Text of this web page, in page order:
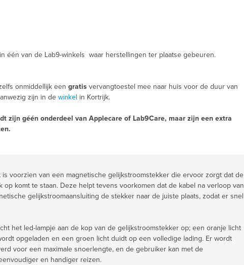
één van de Lab9-winkels waar herstellingen ter plaatse gebeuren.
onmiddellijk een gratis vervangtoestel mee naar huis voor de duur van
zijn in de winkel in Kortrijk.
zijn géén onderdeel van Applecare of Lab9Care, maar zijn een extra
is voorzien van een magnetische gelijkstroomstekker die ervoor zorgt dat de
komt te staan. Deze helpt tevens voorkomen dat de kabel na verloop van
gelijkstroomaansluiting de stekker naar de juiste plaats, zodat er snel
het led-lampje aan de kop van de gelijkstroomstekker op; een oranje licht
opgeladen en een groen licht duidt op een volledige lading. Er wordt
voor een maximale snoerlengte, en de gebruiker kan met de
en handiger reizen.